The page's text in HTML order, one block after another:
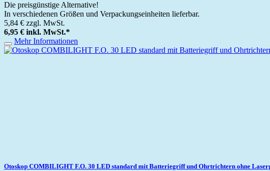
Die preisgünstige Alternative!
In verschiedenen Größen und Verpackungseinheiten lieferbar.
5,84 € zzgl. MwSt.
6,95 € inkl. MwSt.*
Mehr Informationen
Otoskop COMBILIGHT F.O. 30 LED standard mit Batteriegriff und Ohrtrichtern ohne